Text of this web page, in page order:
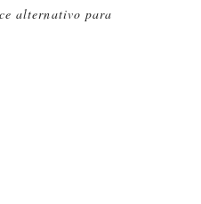
alternativo para